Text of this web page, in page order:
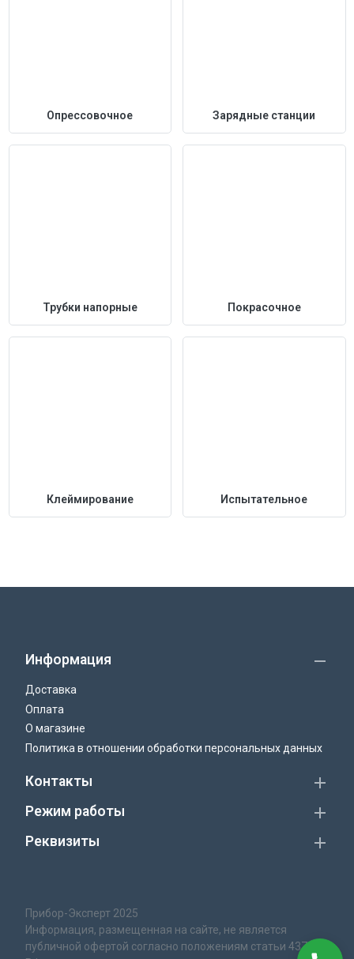
Опрессовочное Зарядные станции
Трубки напорные Покрасочное
Клеймирование Испытательное
Информация
Доставка
Оплата
О магазине
Политика в отношении обработки персональных данных
Контакты
Режим работы
Реквизиты
Прибор-Эксперт 2025
Информация, размещенная на сайте, не является
публичной офертой согласно положениям статьи 437 ГК